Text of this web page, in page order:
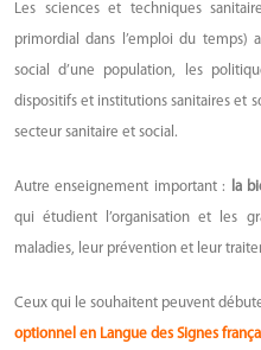
Les sciences et techniques
primordial dans l’emploi du temps)
social d’une population, les
dispositifs et institutions sanitaires et
secteur sanitaire et social.
Autre enseignement important :
la
qui étudient l’organisation et les
maladies, leur prévention et leur
Ceux qui le souhaitent peuvent
optionnel en Langue des Signes